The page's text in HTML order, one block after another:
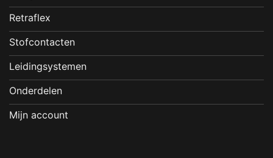
Retraflex
Stofcontacten
Leidingsystemen
Onderdelen
Mijn account